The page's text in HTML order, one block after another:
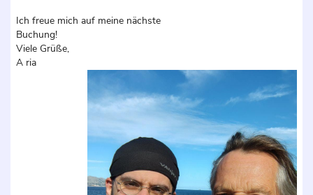
Ich freue mich auf meine nächste
Buchung!
Viele Grüße,
A ria